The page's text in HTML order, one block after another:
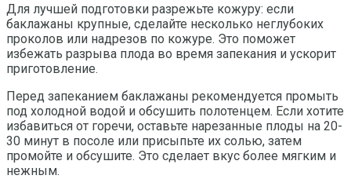
Для лучшей подготовки разрежьте кожуру: если
баклажаны крупные, сделайте несколько неглубоких
проколов или надрезов по кожуре. Это поможет
избежать разрыва плода во время запекания и ускорит
приготовление.
Перед запеканием баклажаны рекомендуется промыть
под холодной водой и обсушить полотенцем. Если хотите
избавиться от горечи, оставьте нарезанные плоды на 20-
30 минут в посоле или присыпьте их солью, затем
промойте и обсушите. Это сделает вкус более мягким и
нежным.